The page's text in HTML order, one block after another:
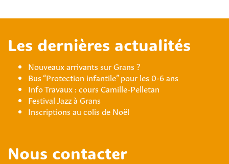
Les dernières actualités
Nouveaux arrivants sur Grans ?
Bus “Protection infantile” pour les 0-6 ans
Info Travaux : cours Camille-Pelletan
Festival Jazz à Grans
Inscriptions au colis de Noël
Nous contacter